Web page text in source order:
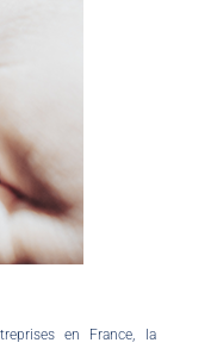
en France, la